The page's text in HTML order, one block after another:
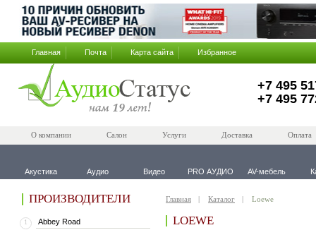
Главная Почта Карта сайта Избранное
+7 495
+7 495
О компании Салон Услуги Доставка Оплата
Акустика Аудио Видео PRO АУДИО AV-мебель
ПРОИЗВОДИТЕЛИ
1 Abbey Road
Главная Каталог Loewe
LOEWE